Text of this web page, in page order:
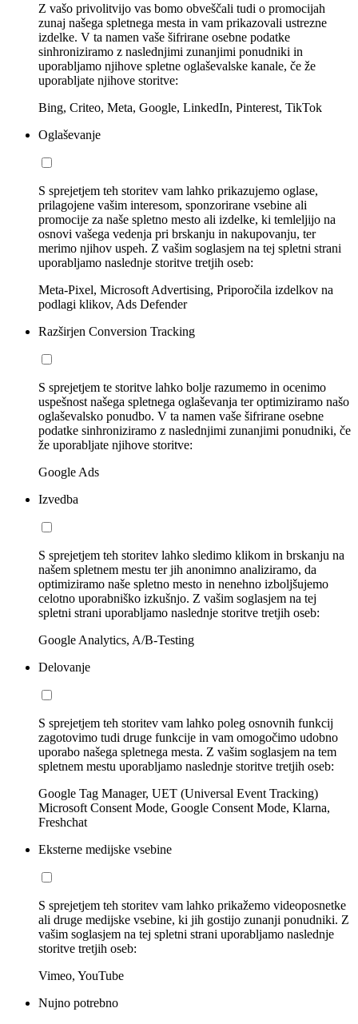
Z vašo privolitvijo vas bomo obveščali tudi o promocijah
zunaj našega spletnega mesta in vam prikazovali ustrezne
izdelke. V ta namen vaše šifrirane osebne podatke
sinhroniziramo z naslednjimi zunanjimi ponudniki in
uporabljamo njihove spletne oglaševalske kanale, če že
uporabljate njihove storitve:
Bing, Criteo, Meta, Google, LinkedIn, Pinterest, TikTok
Oglaševanje
S sprejetjem teh storitev vam lahko prikazujemo oglase,
prilagojene vašim interesom, sponzorirane vsebine ali
promocije za naše spletno mesto ali izdelke, ki temleljijo na
osnovi vašega vedenja pri brskanju in nakupovanju, ter
merimo njihov uspeh. Z vašim soglasjem na tej spletni strani
uporabljamo naslednje storitve tretjih oseb:
Meta-Pixel, Microsoft Advertising, Priporočila izdelkov na
podlagi klikov, Ads Defender
Razširjen Conversion Tracking
S sprejetjem te storitve lahko bolje razumemo in ocenimo
uspešnost našega spletnega oglaševanja ter optimiziramo našo
oglaševalsko ponudbo. V ta namen vaše šifrirane osebne
podatke sinhroniziramo z naslednjimi zunanjimi ponudniki, če
že uporabljate njihove storitve:
Google Ads
Izvedba
S sprejetjem teh storitev lahko sledimo klikom in brskanju na
našem spletnem mestu ter jih anonimno analiziramo, da
optimiziramo naše spletno mesto in nenehno izboljšujemo
celotno uporabniško izkušnjo. Z vašim soglasjem na tej
spletni strani uporabljamo naslednje storitve tretjih oseb:
Google Analytics, A/B-Testing
Delovanje
S sprejetjem teh storitev vam lahko poleg osnovnih funkcij
zagotovimo tudi druge funkcije in vam omogočimo udobno
uporabo našega spletnega mesta. Z vašim soglasjem na tem
spletnem mestu uporabljamo naslednje storitve tretjih oseb:
Google Tag Manager, UET (Universal Event Tracking)
Microsoft Consent Mode, Google Consent Mode, Klarna,
Freshchat
Eksterne medijske vsebine
S sprejetjem teh storitev vam lahko prikažemo videoposnetke
ali druge medijske vsebine, ki jih gostijo zunanji ponudniki. Z
vašim soglasjem na tej spletni strani uporabljamo naslednje
storitve tretjih oseb:
Vimeo, YouTube
Nujno potrebno